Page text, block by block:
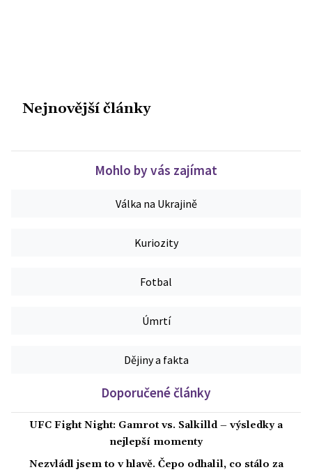
Nejnovější články
Mohlo by vás zajímat
Válka na Ukrajině
Kuriozity
Fotbal
Úmrtí
Dějiny a fakta
Doporučené články
UFC Fight Night: Gamrot vs. Salkilld – výsledky a
nejlepší momenty
Nezvládl jsem to v hlavě. Čepo odhalil, co stálo za